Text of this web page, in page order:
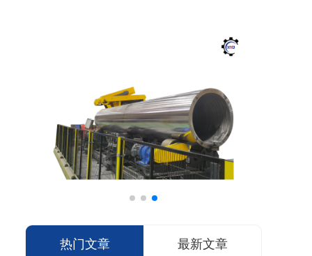
热门文章 最新文章